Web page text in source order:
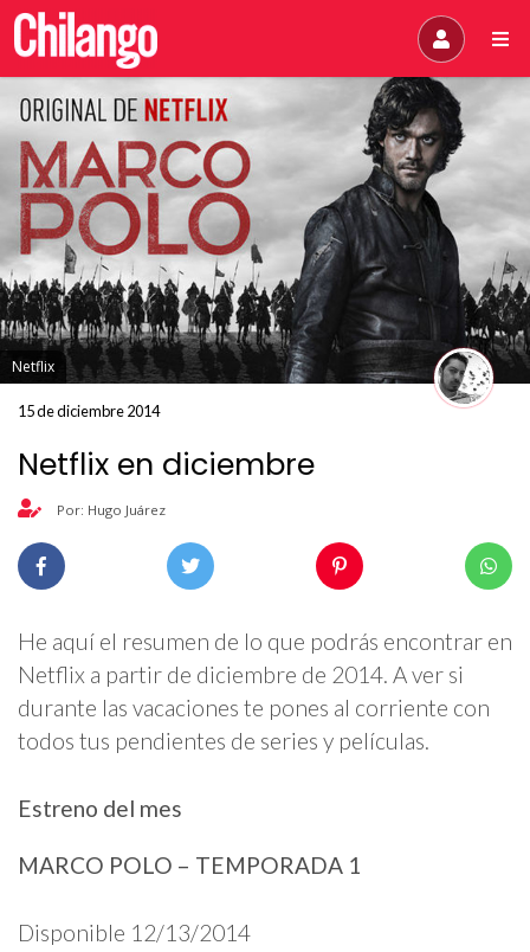
Netflix
15 de diciembre 2014
Netflix en diciembre
Por: Hugo Juárez
He aquí el resumen de lo que podrás encontrar en
Netflix a partir de diciembre de 2014. A ver si
durante las vacaciones te pones al corriente con
todos tus pendientes de series y películas.
Estreno del mes
MARCO POLO – TEMPORADA 1
Disponible 12/13/2014